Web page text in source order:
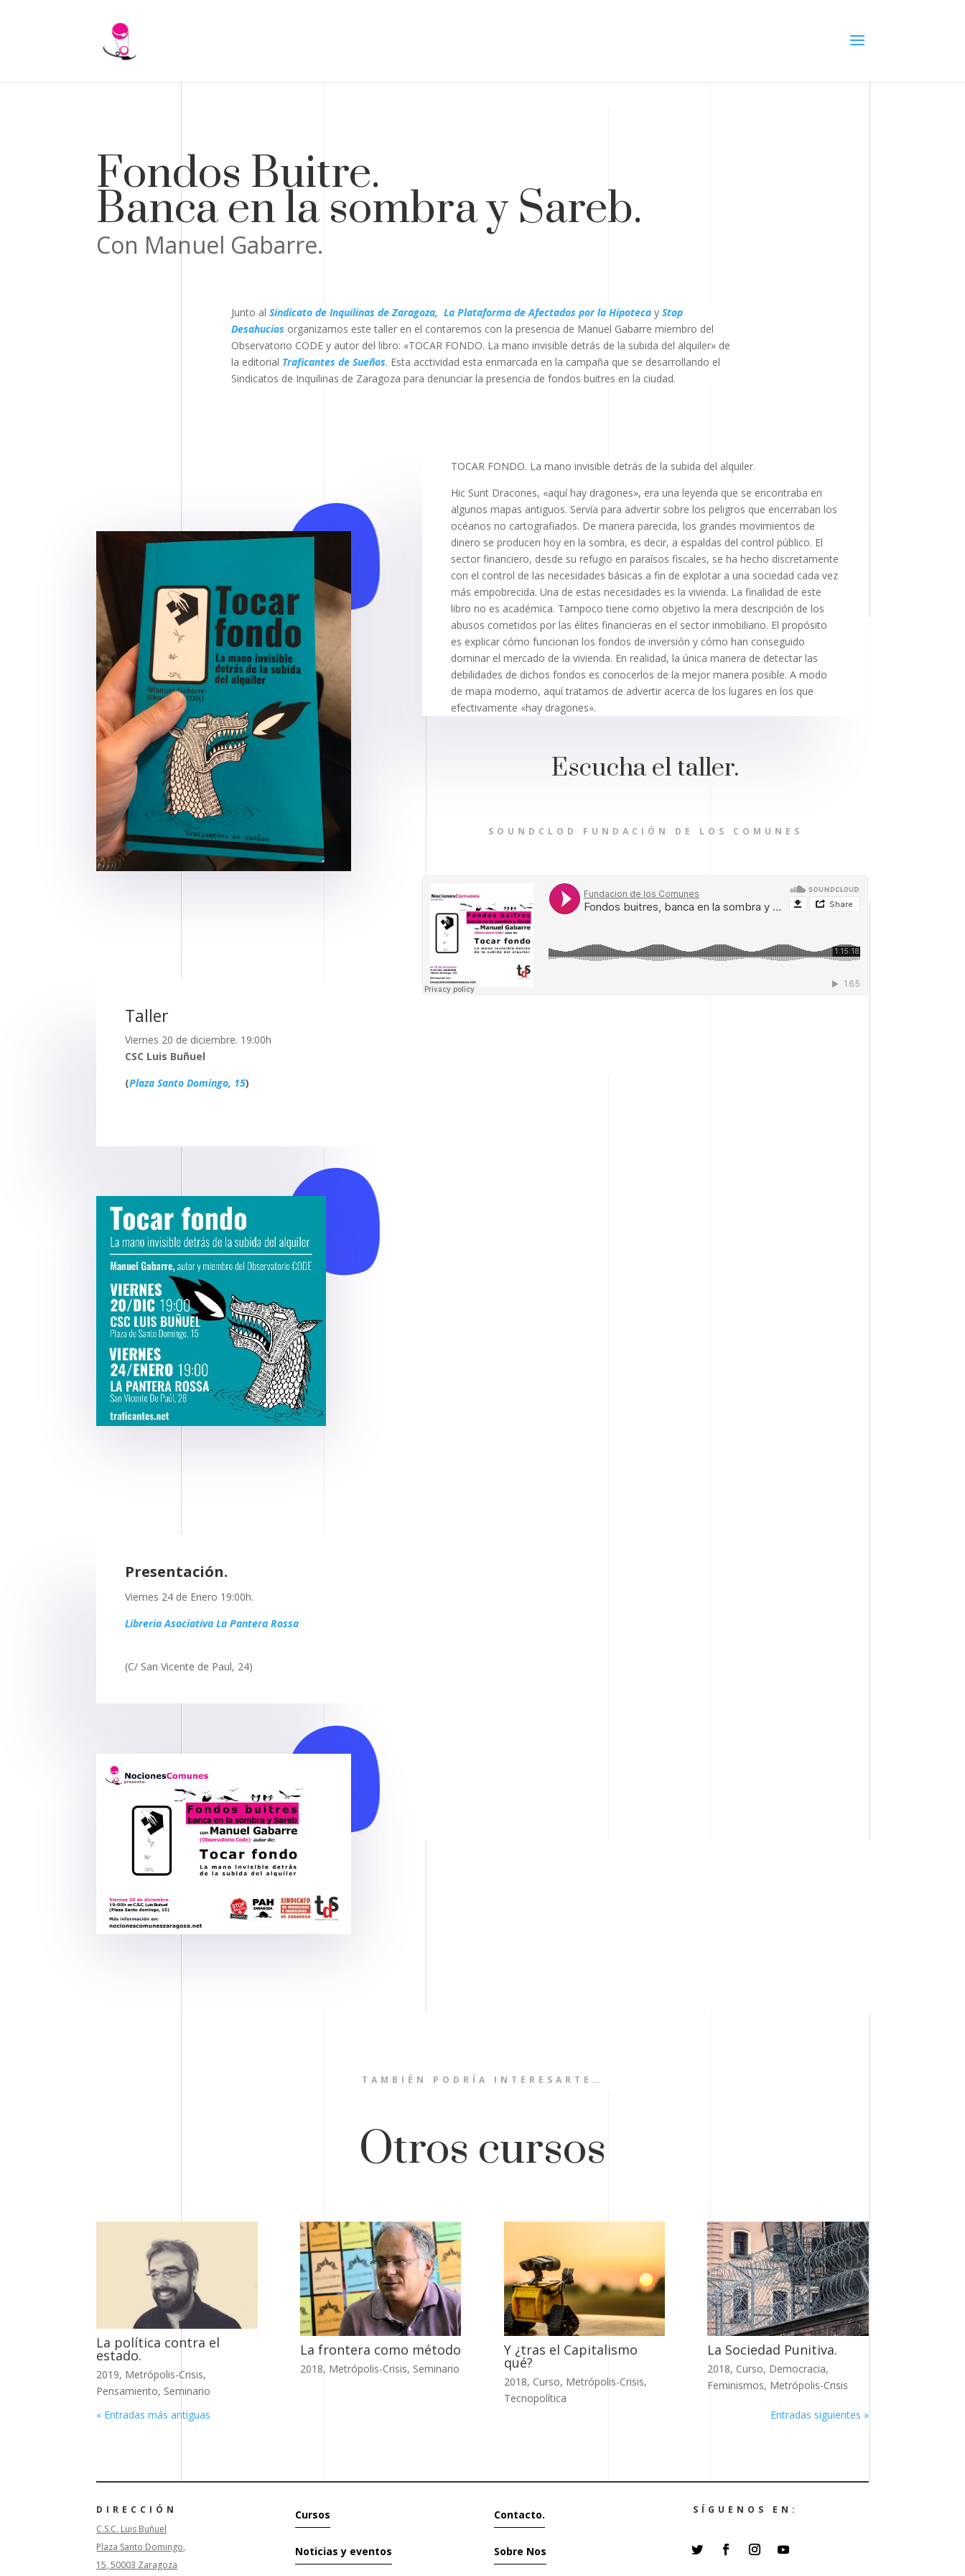
Fondos Buitre.
Banca en la sombra y Sareb.
Con Manuel Gabarre.
Junto al Sindicato de Inquilinas de Zaragoza, La Plataforma de Afectados por la Hipoteca y Stop
Desahucios organizamos este taller en el contaremos con la presencia de Manuel Gabarre miembro del
Observatorio CODE y autor del libro: «TOCAR FONDO. La mano invisible detrás de la subida del alquiler» de
la editorial Traficantes de Sueños. Esta acctividad esta enmarcada en la campaña que se desarrollando el
Sindicatos de Inquilinas de Zaragoza para denunciar la presencia de fondos buitres en la ciudad.
Taller
Viernes 20 de diciembre. 19:00h
CSC Luis Buñuel
(Plaza Santo Domingo, 15)
Presentación.
Viernes 24 de Enero 19:00h.
Libreria Asociativa La Pantera Rossa
(C/ San Vicente de Paul, 24)
TOCAR FONDO. La mano invisible detrás de la subida del alquiler.
Hic Sunt Dracones, «aquí hay dragones», era una leyenda que se encontraba en
algunos mapas antiguos. Servía para advertir sobre los peligros que encerraban los
océanos no cartografiados. De manera parecida, los grandes movimientos de
dinero se producen hoy en la sombra, es decir, a espaldas del control público. El
sector financiero, desde su refugio en paraísos fiscales, se ha hecho discretamente
con el control de las necesidades básicas a fin de explotar a una sociedad cada vez
más empobrecida. Una de estas necesidades es la vivienda. La finalidad de este
libro no es académica. Tampoco tiene como objetivo la mera descripción de los
abusos cometidos por las élites financieras en el sector inmobiliario. El propósito
es explicar cómo funcionan los fondos de inversión y cómo han conseguido
dominar el mercado de la vivienda. En realidad, la única manera de detectar las
debilidades de dichos fondos es conocerlos de la mejor manera posible. A modo
de mapa moderno, aquí tratamos de advertir acerca de los lugares en los que
efectivamente «hay dragones».
Escucha el taller.
SOUNDCLOD FUNDACIÓN DE LOS COMUNES
TAMBIÉN PODRÍA INTERESARTE…
Otros cursos
La política contra el
estado.
2019, Metrópolis-Crisis,
Pensamiento, Seminario
La frontera como método
2018, Metrópolis-Crisis, Seminario
Y ¿tras el Capitalismo
qué?
2018, Curso, Metrópolis-Crisis,
Tecnopolítica
La Sociedad Punitiva.
2018, Curso, Democracia,
Feminismos, Metrópolis-Crisis
« Entradas más antiguas Entradas siguientes »
DIRECCIÓN
C.S.C. Luis Buñuel
Plaza Santo Domingo,
15, 50003 Zaragoza
Cursos
Noticias y eventos
Contacto.
Sobre Nos
SÍGUENOS EN: